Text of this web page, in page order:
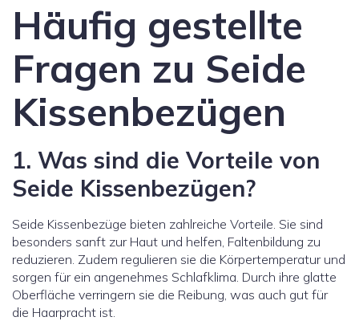
Häufig gestellte
Fragen zu Seide
Kissenbezügen
1. Was sind die Vorteile von
Seide Kissenbezügen?
Seide Kissenbezüge bieten zahlreiche Vorteile. Sie sind
besonders sanft zur Haut und helfen, Faltenbildung zu
reduzieren. Zudem regulieren sie die Körpertemperatur und
sorgen für ein angenehmes Schlafklima. Durch ihre glatte
Oberfläche verringern sie die Reibung, was auch gut für
die Haarpracht ist.